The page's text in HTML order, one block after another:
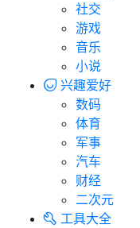
社交
游戏
音乐
小说
兴趣爱好
数码
体育
军事
汽车
财经
二次元
工具大全